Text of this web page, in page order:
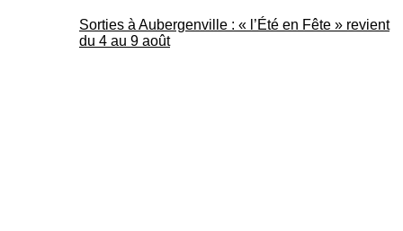
Sorties à Aubergenville : « l’Été en Fête » revient
du 4 au 9 août